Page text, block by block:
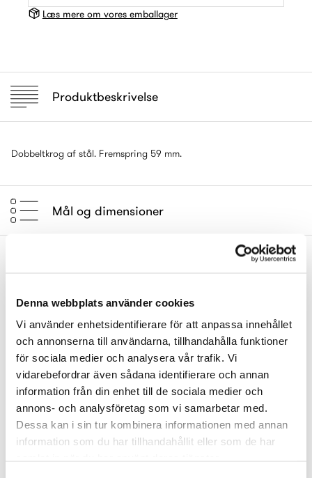
Denna webbplats använder cookies
Vi använder enhetsidentifierare för att anpassa innehållet
och annonserna till användarna, tillhandahålla funktioner
för sociala medier och analysera vår trafik. Vi
vidarebefordrar även sådana identifierare och annan
information från din enhet till de sociala medier och
annons- och analysföretag som vi samarbetar med.
Dessa kan i sin tur kombinera informationen med annan
information som du har tillhandahållit eller som de har
Læs mere om vores emballager
Produktbeskrivelse
Dobbeltkrog af stål. Fremspring 59 mm.
Mål og dimensioner